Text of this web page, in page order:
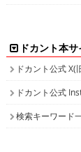
ドカント本
ドカント公式 X(
ドカント公式
検索キーワード